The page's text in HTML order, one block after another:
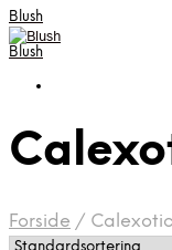
Blush
Blush
Forside /